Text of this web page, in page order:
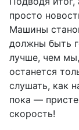
просто
Машины
должны быть
лучше, чем
останется
слушать, как
пока —
скорость!